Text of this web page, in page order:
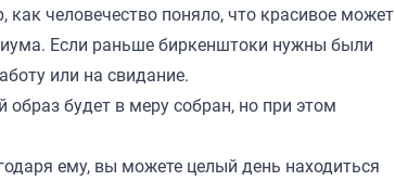
человечество поняло, что красивое может
Если раньше биркенштоки нужны были
или на свидание.
будет в меру собран, но при этом
ему, вы можете целый день находиться